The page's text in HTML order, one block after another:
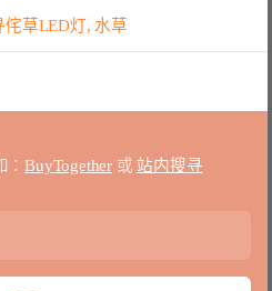
草LED灯, 水草
：BuyTogether或 站内搜寻